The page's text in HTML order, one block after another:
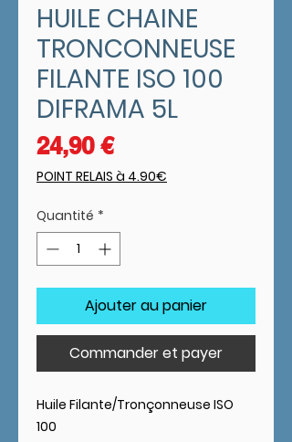
HUILE CHAINE
TRONCONNEUSE
FILANTE ISO 100
DIFRAMA 5L
24,90 €Prix
POINT RELAIS à 4.90€
Quantité *
Ajouter au panier
Commander et payer
Huile Filante/Tronçonneuse ISO
100